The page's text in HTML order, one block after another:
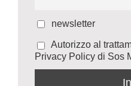
newsletter
Autorizzo al
Privacy Policy di Sos